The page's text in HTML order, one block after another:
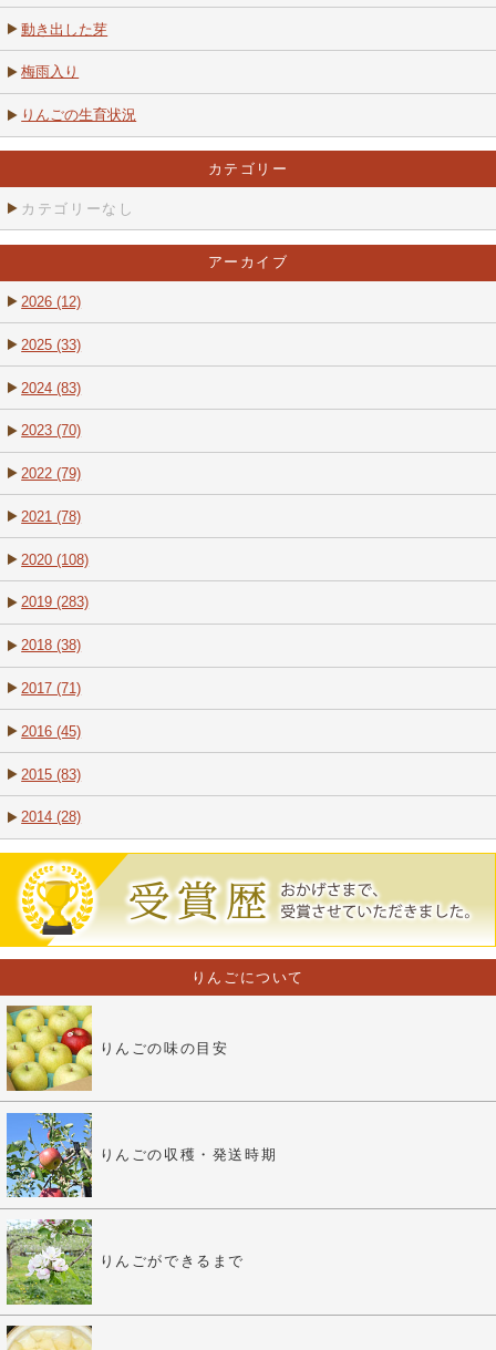
動き出した芽
梅雨入り
りんごの生育状況
カテゴリー
カテゴリーなし
アーカイブ
2026 (12)
2025 (33)
2024 (83)
2023 (70)
2022 (79)
2021 (78)
2020 (108)
2019 (283)
2018 (38)
2017 (71)
2016 (45)
2015 (83)
2014 (28)
りんごについて
りんごの味の目安
りんごの収穫・発送時期
りんごができるまで